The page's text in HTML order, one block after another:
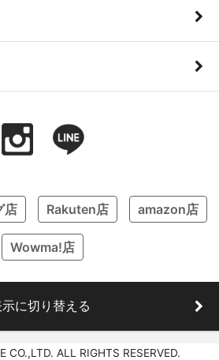
店 Rakuten店 amazon店
Wowma!店
に切り替える
CO.,LTD. ALL RIGHTS RESERVED.